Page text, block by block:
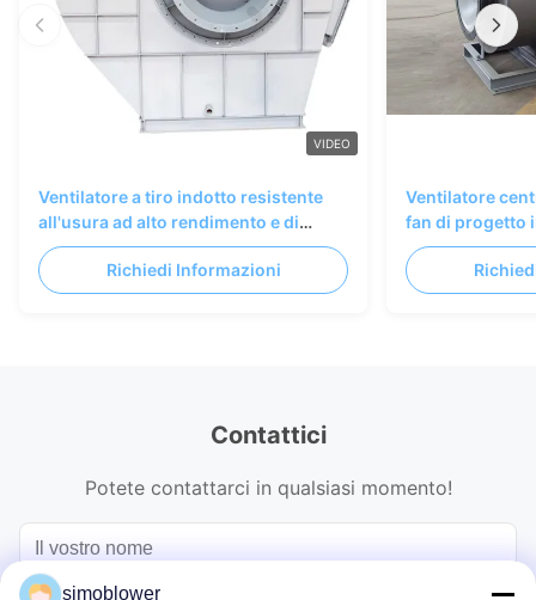
VIDEO
Ventilatore a tiro indotto resistente
all'usura ad alto rendimento e di
grande volume per sistemi di caldaie
industrialiRichiedi Informazioni
Ventilatore
fan di progetto
di polveri
Contattici
Potete contattarci in qualsiasi momento!
simoblower